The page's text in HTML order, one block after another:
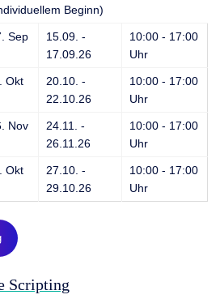
Beginn)
Sep
15.09. -
17.09.26
10:00 - 17:00
Uhr
Okt
20.10. -
22.10.26
10:00 - 17:00
Uhr
Nov
24.11. -
26.11.26
10:00 - 17:00
Uhr
Okt
27.10. -
29.10.26
10:00 - 17:00
Uhr
Scripting